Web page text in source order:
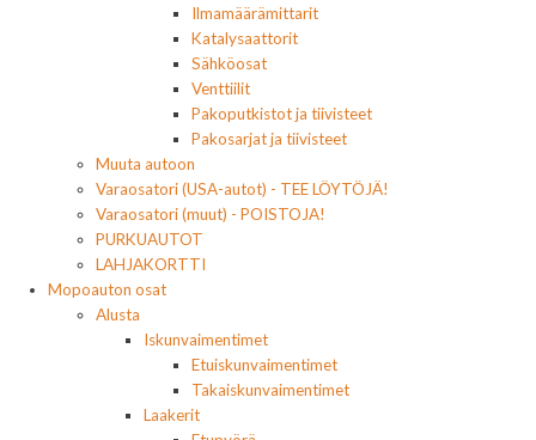
Ilmamäärämittarit
Katalysaattorit
Sähköosat
Venttiilit
Pakoputkistot ja tiivisteet
Pakosarjat ja tiivisteet
Muuta autoon
Varaosatori (USA-autot) - TEE LÖYTÖJÄ!
Varaosatori (muut) - POISTOJA!
PURKUAUTOT
LAHJAKORTTI
Mopoauton osat
Alusta
Iskunvaimentimet
Etuiskunvaimentimet
Takaiskunvaimentimet
Laakerit